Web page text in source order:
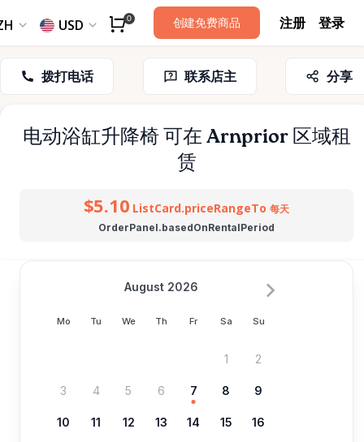
USD 0 创建免费商品 注册 登录
拨打电话 联系店主 分享
电动浴缸升降椅可在 Arnprior 区域租
赁
$5.10 ListCard.priceRangeTo 每天
OrderPanel.basedOnRentalPeriod
Mo Tu We Th Fr Sa Su
August 2026
1 2
3 4 5 6 7 8 9
10 11 12 13 14 15 16